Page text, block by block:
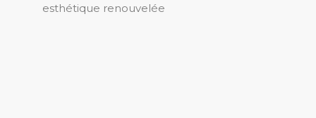
esthétique renouvelée